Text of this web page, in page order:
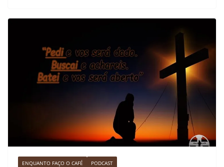
ENQUANTO FAÇO O CAFÉ PODCAST